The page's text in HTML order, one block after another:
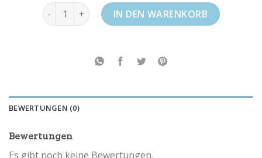
koffer von aldi MengeIN DEN WARENKORB
BEWERTUNGEN (0)
Bewertungen
Es gibt noch keine Bewertungen.